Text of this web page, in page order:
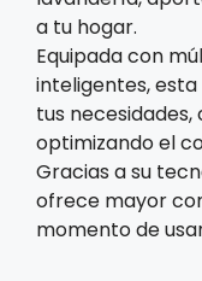
a tu hogar.
Equipada con
inteligentes,
tus
optimizando el
Gracias a su
ofrece mayor
momento de